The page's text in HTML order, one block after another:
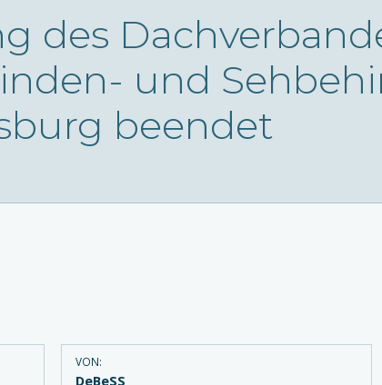
des
und
beendet
VON:
DeBeSS